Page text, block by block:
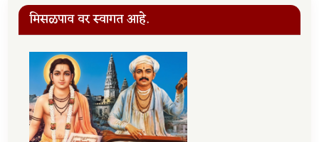
मिसळपाव वर स्वागत आहे.